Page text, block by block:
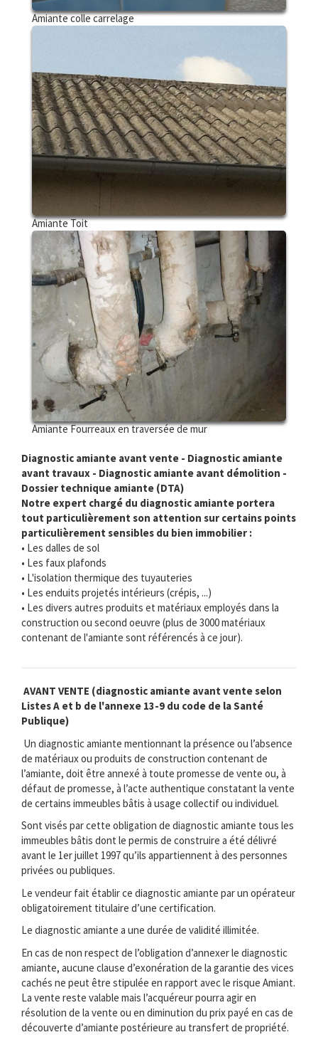
Amiante colle carrelage
Amiante Toit
Amiante Fourreaux en traversée de mur
Diagnostic amiante avant vente - Diagnostic amiante
avant travaux - Diagnostic amiante avant démolition -
Dossier technique amiante (DTA)
Notre expert chargé du diagnostic amiante portera
tout particulièrement son attention sur certains points
particulièrement sensibles du bien immobilier :
• Les dalles de sol
• Les faux plafonds
• L'isolation thermique des tuyauteries
• Les enduits projetés intérieurs (crépis, ...)
• Les divers autres produits et matériaux employés dans la
construction ou second oeuvre (plus de 3000 matériaux
contenant de l'amiante sont référencés à ce jour).
AVANT VENTE (diagnostic amiante avant vente selon
Listes A et b de l'annexe 13-9 du code de la Santé
Publique)
Un diagnostic amiante mentionnant la présence ou l’absence
de matériaux ou produits de construction contenant de
l’amiante, doit être annexé à toute promesse de vente ou, à
défaut de promesse, à l’acte authentique constatant la vente
de certains immeubles bâtis à usage collectif ou individuel.
Sont visés par cette obligation de diagnostic amiante tous les
immeubles bâtis dont le permis de construire a été délivré
avant le 1er juillet 1997 qu’ils appartiennent à des personnes
privées ou publiques.
Le vendeur fait établir ce diagnostic amiante par un opérateur
obligatoirement titulaire d’une certification.
Le diagnostic amiante a une durée de validité illimitée.
En cas de non respect de l’obligation d’annexer le diagnostic
amiante, aucune clause d’exonération de la garantie des vices
cachés ne peut être stipulée en rapport avec le risque Amiant.
La vente reste valable mais l’acquéreur pourra agir en
résolution de la vente ou en diminution du prix payé en cas de
découverte d’amiante postérieure au transfert de propriété.